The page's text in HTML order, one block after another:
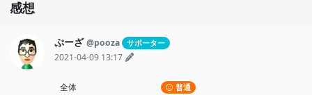
感想
ぷーざ @pooza サポーター
2021-04-09 13:17
全体 普通